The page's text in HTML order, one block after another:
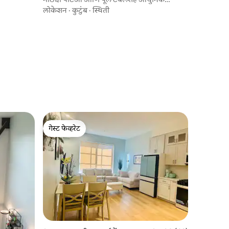
2BR/1BA
लोकेशन ·कुटुंब·स्थिती
गेस्ट फेव्हरेट
गेस्ट फेव्हरेट